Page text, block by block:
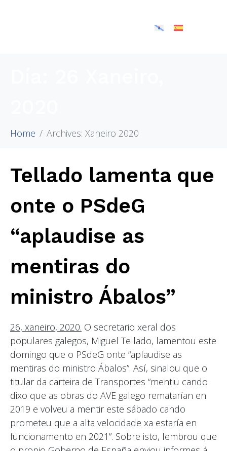
Home Archives: Xaneiro 2020
Tellado lamenta que
onte o PSdeG
“aplaudise as
mentiras do
ministro Ábalos”
26, xaneiro, 2020. O secretario xeral dos
populares galegos, Miguel Tellado, lamentou este
domingo que o PSdeG onte “aplaudise as
mentiras do ministro Ábalos”. Así, sinalou que o
titular da carteira de Transportes “mentiu cando
dixo que as obras do AVE galego rematarían en
2019 e volveu a mentir este sábado cando
prometeu que a alta velocidade xa estaría en
funcionamento en 2021”. Sobre isto, lembrou que